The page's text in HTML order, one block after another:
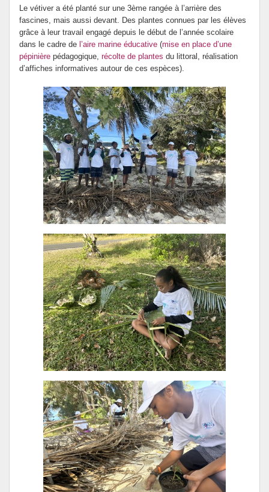
Le vétiver a été planté sur une 3ème rangée à l’arrière des
fascines, mais aussi devant. Des plantes connues par les élèves
grâce à leur travail engagé depuis le début de l’année scolaire
dans le cadre de l’aire marine éducative (mise en place d’une
pépinière pédagogique, récolte de plantes du littoral, réalisation
d’affiches informatives autour de ces espèces).